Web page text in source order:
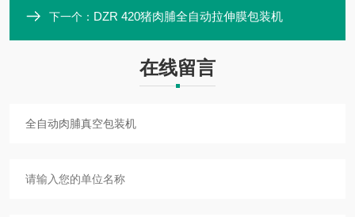
下一个： DZR 420猪肉脯全自动拉伸膜包装机
在线留言